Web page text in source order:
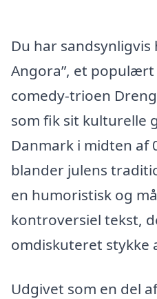
Du har sandsynligvis
Angora”, et
comedy-trioen
som fik sit kulturelle
Danmark i midten af
blander julens
en humoristisk og
kontroversiel tekst,
omdiskuteret stykke
Udgivet som en del